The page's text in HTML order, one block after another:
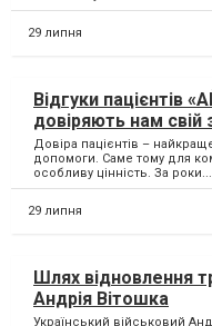
29 липня
Відгуки пацієнтів
довіряють нам свій
Довіра пацієнтів –
допомоги. Саме тому для
особливу цінність. За роки...
29 липня
Шлях відновлення
Андрія Вітошка
Український військовий